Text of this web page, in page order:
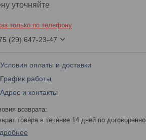
уточняйте
только по телефону
(29) 647-23-47
Условия оплаты и доставки
График работы
Адрес и контакты
товара в течение 14 дней по